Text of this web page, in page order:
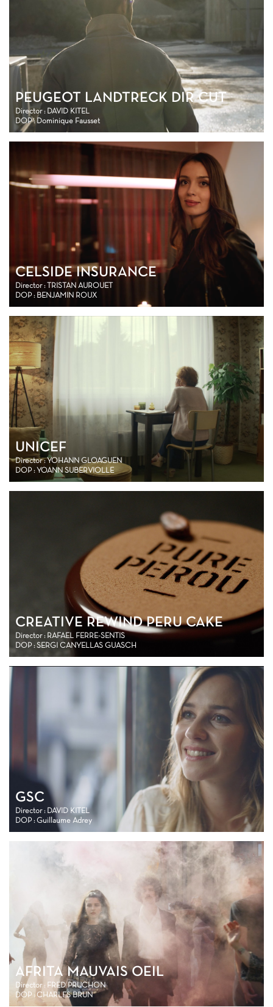
PEUGEOT LANDTRECK DIR CUT
Director : DAVID KITEL
DOP : Dominique Fausset
CELSIDE INSURANCE
Director : TRISTAN AUROUET
DOP : BENJAMIN ROUX
UNICEF
Director : YOHANN GLOAGUEN
DOP : YOANN SUBERVIOLLE
CREATIVE REWIND PERU CAKE
Director : RAFAEL FERRE-SENTIS
DOP : SERGI CANYELLAS GUASCH
GSC
Director : DAVID KITEL
DOP : Guillaume Adrey
AFRITA MAUVAIS OEIL
Director : FRED PRUCHON
DOP : CHARLES BRUN